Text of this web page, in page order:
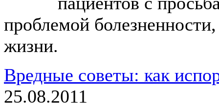
проблемой
жизни.
Вредные советы: как
25.08.2011